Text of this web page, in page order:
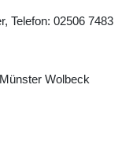
Telefon: 02506 7483
Wolbeck